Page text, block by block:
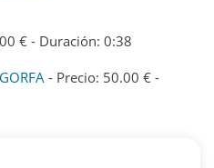
€ - Duración: 0:38
- Precio: 50.00 € -